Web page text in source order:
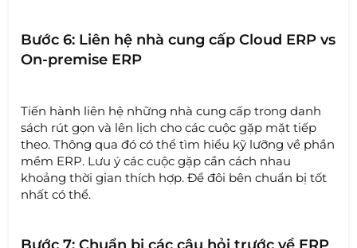
Bước 6: Liên hệ nhà cung cấp Cloud ERP vs
On-premise ERP
Tiến hành liên hệ những nhà cung cấp trong danh
sách rút gọn và lên lịch cho các cuộc gặp mặt tiếp
theo. Thông qua đó có thể tìm hiểu kỹ lưỡng về phần
mềm ERP. Lưu ý các cuộc gặp cần cách nhau
khoảng thời gian thích hợp. Để đôi bên chuẩn bị tốt
nhất có thể.